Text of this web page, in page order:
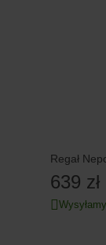
Regał
639 zł